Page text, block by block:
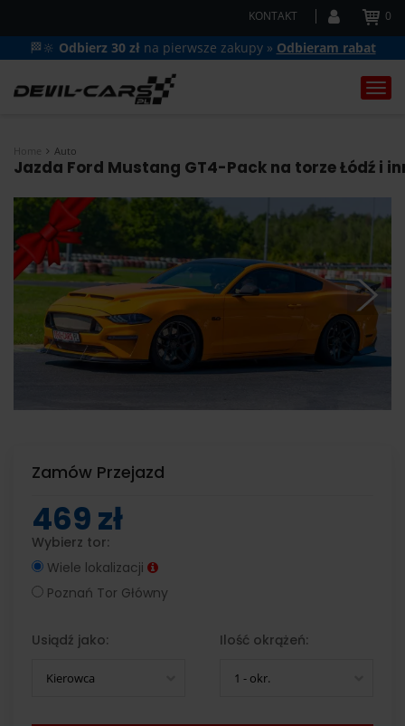
KONTAKT 0
🏁🔆 Odbierz 30 zł na pierwsze zakupy » Odbieram rabat
Home Auto
Jazda Ford Mustang GT4-Pack na torze Łódź i
Zamów Przejazd
469 zł
Wybierz tor:
Wiele lokalizacji
Poznań Tor Główny
Usiądź jako:
Kierowca
Ilość okrążeń:
1 - okr.